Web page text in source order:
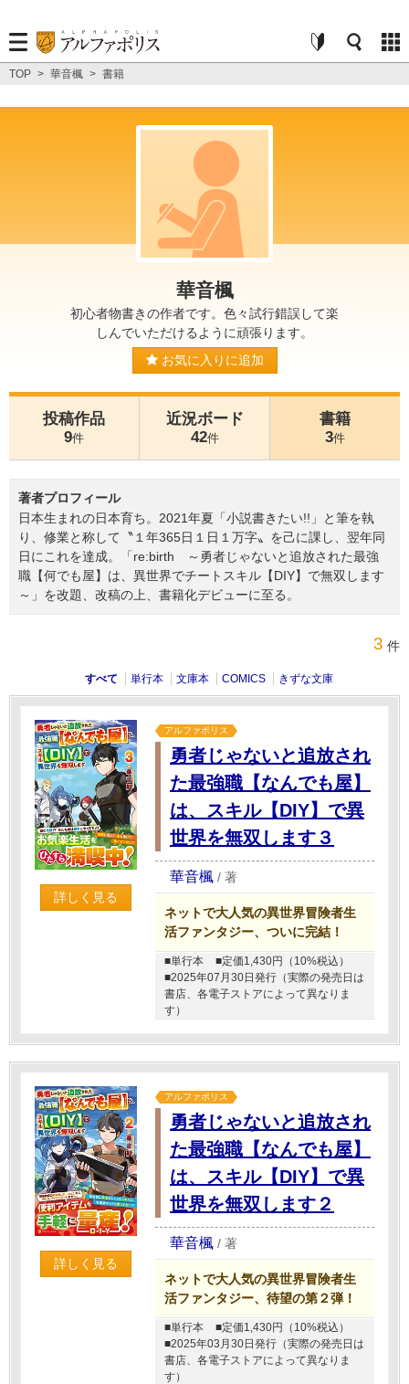
TOP > 華音楓 > 書籍
華音楓
初心者物書きの作者です。色々試行錯誤して楽
しんでいただけるように頑張ります。
お気に入りに追加
投稿作品
9件
近況ボード
42件
書籍
3件
著者プロフィール
日本生まれの日本育ち。2021年夏「小説書きたい!!」と筆を執
り、修業と称して〝１年365日１日１万字〟を己に課し、翌年同
日にこれを達成。「re:birth ～勇者じゃないと追放された最強
職【何でも屋】は、異世界でチートスキル【DIY】で無双します
～」を改題、改稿の上、書籍化デビューに至る。
3 件
すべて 単行本 文庫本 COMICS きずな文庫
詳しく見る
アルファポリス
勇者じゃないと追放され
た最強職【なんでも屋】
は、スキル【DIY】で異
世界を無双します３
華音楓 / 著
ネットで大人気の異世界冒険者生
活ファンタジー、ついに完結！
■単行本
■定価1,430円（10%税込）
■2025年07月30日発行（実際の発売日は
書店、各電子ストアによって異なりま
す）
詳しく見る
アルファポリス
勇者じゃないと追放され
た最強職【なんでも屋】
は、スキル【DIY】で異
世界を無双します２
華音楓 / 著
ネットで大人気の異世界冒険者生
活ファンタジー、待望の第２弾！
■単行本
■定価1,430円（10%税込）
■2025年03月30日発行（実際の発売日は
書店、各電子ストアによって異なりま
す）